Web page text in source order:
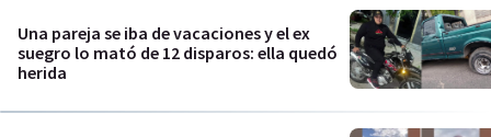
Una pareja se iba de vacaciones y el ex
suegro lo mató de 12 disparos: ella quedó
herida